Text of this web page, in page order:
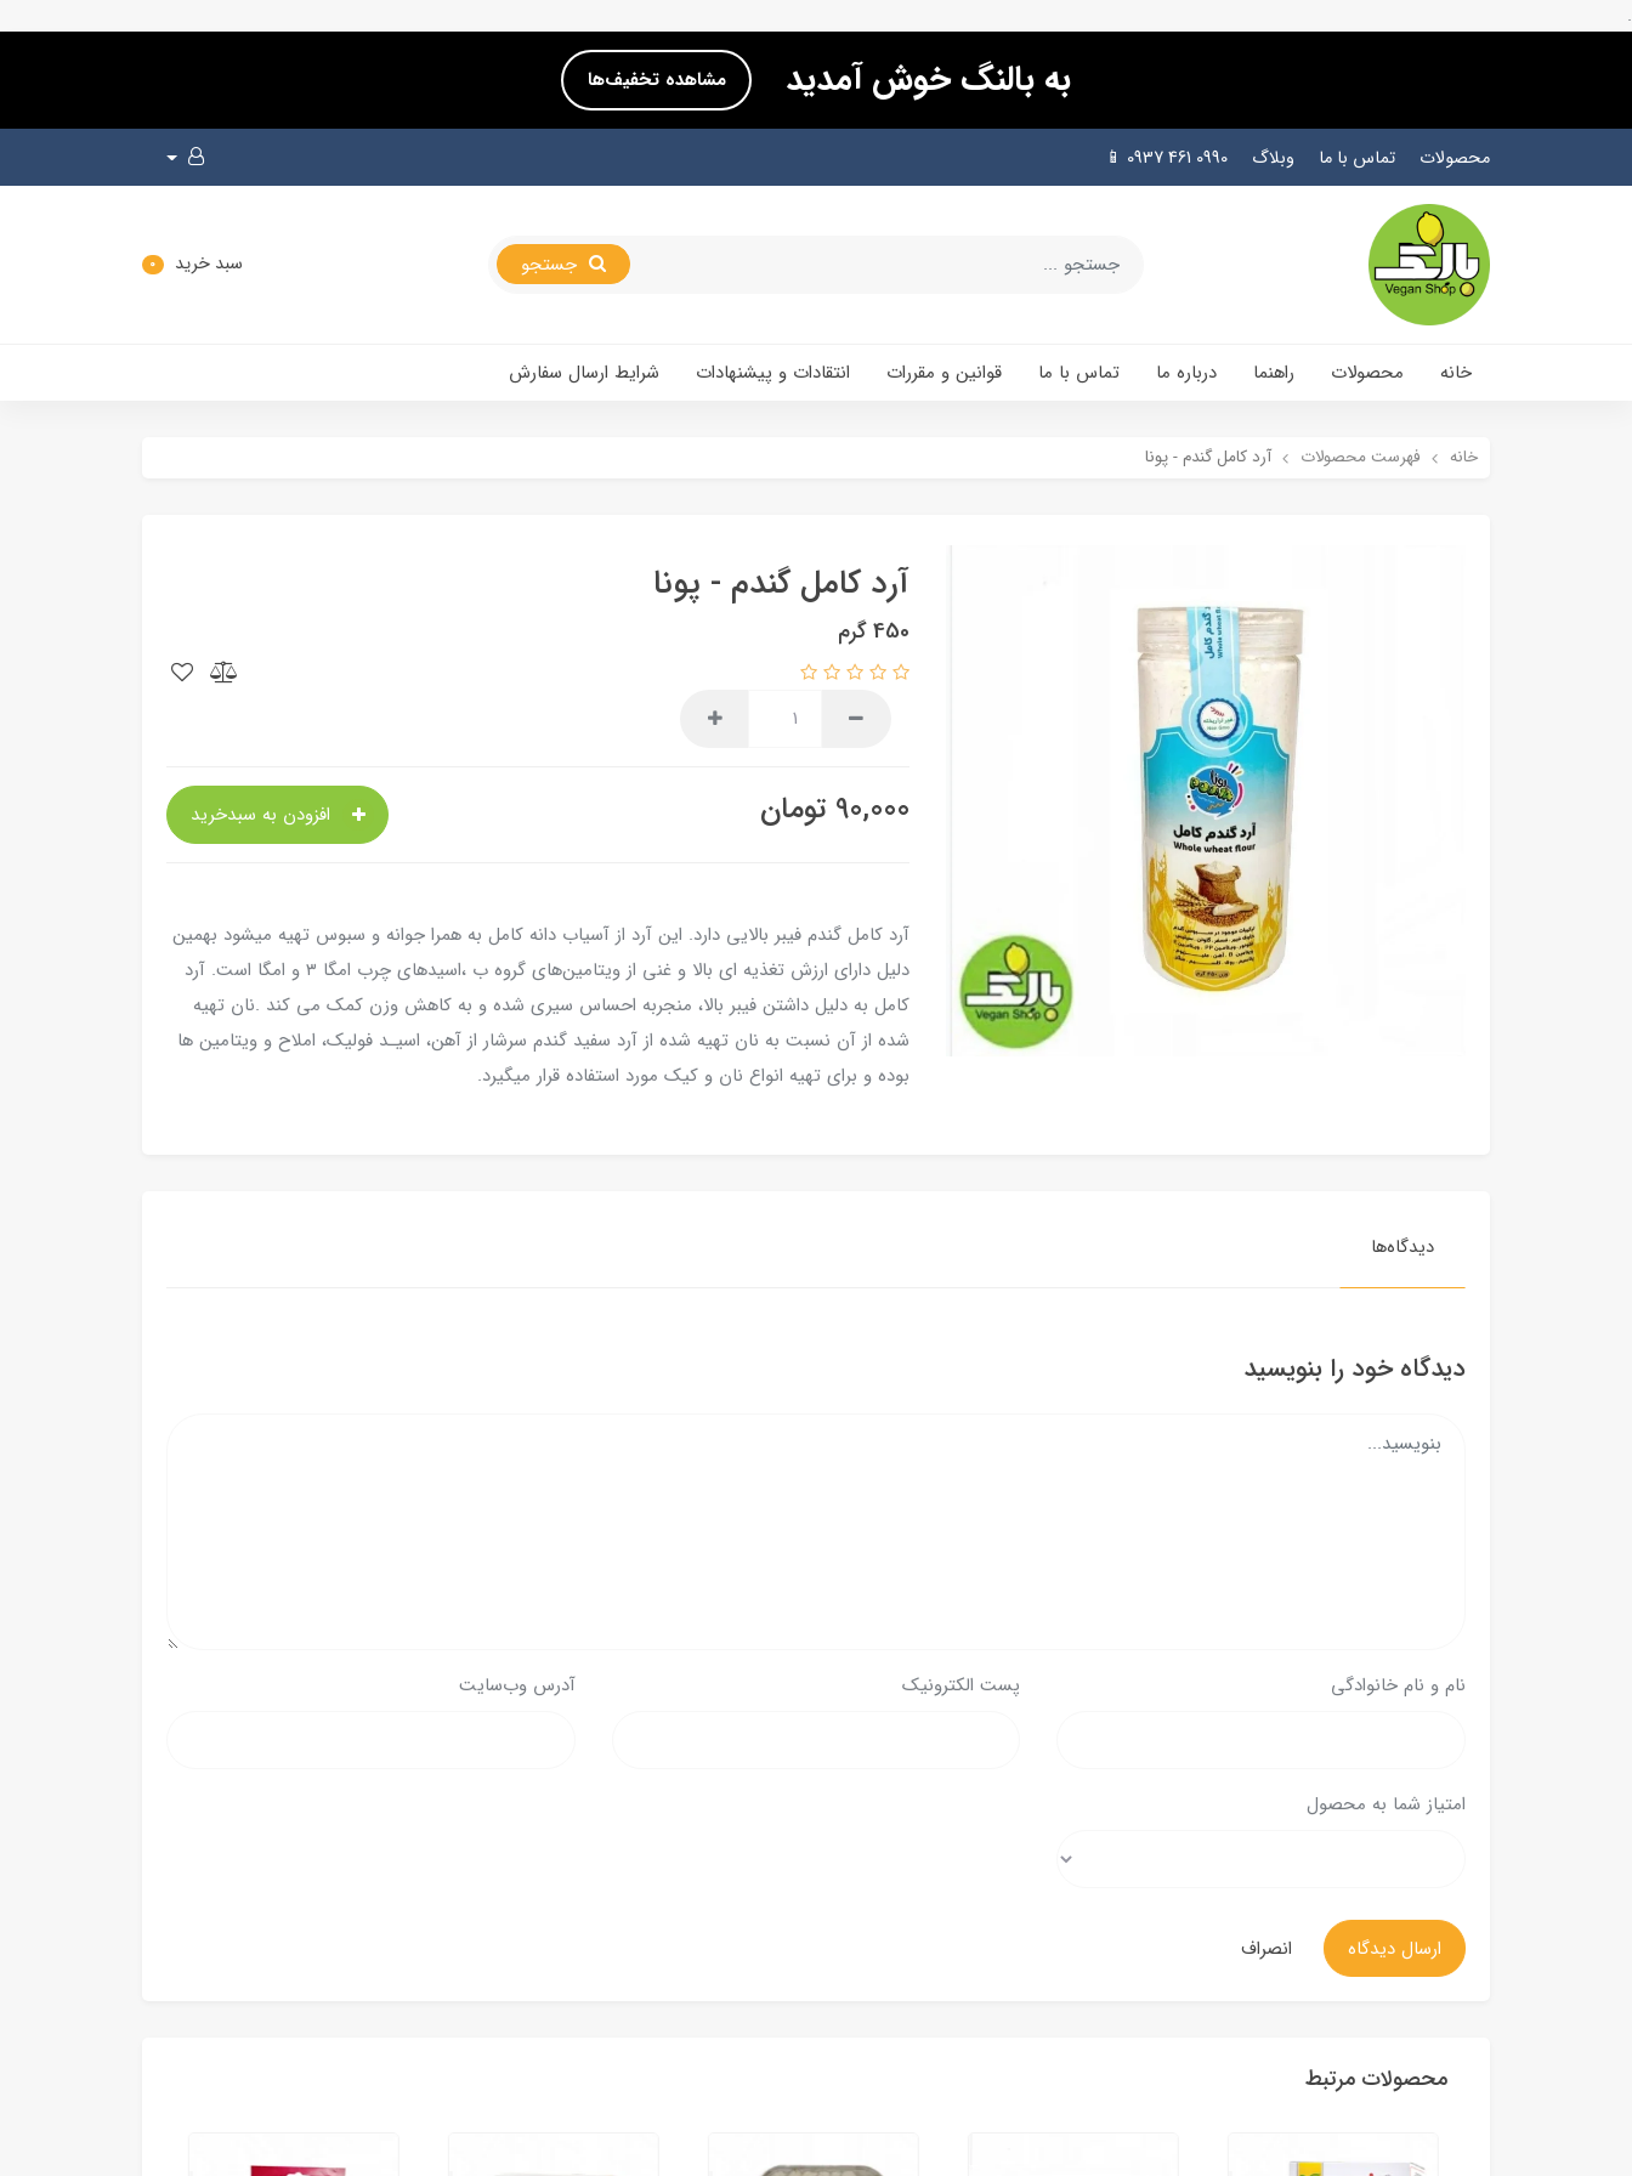
.
به بالنگ خوش آمدید مشاهده تخفیف‌ها
محصولات تماس با ما وبلاگ 0990 461 0937 📱
سبد خرید 0
خانه محصولات راهنما درباره ما تماس با ما قوانین و مقررات انتقادات و پیشنهادات شرایط ارسال سفارش
خانه فهرست محصولات آرد کامل گندم - پونا
آرد کامل گندم - پونا
450 گرم
90,000 تومان
آرد کامل گندم فیبر بالایی دارد. این آرد از آسیاب دانه کامل به همرا جوانه و سبوس تهیه میشود بهمین
دلیل دارای ارزش تغذیه ای بالا و غنی از ویتامین‌های گروه ب ،اسید‌های چرب امگا ۳ و امگا است. آرد
کامل به دلیل داشتن فیبر بالا، منجربه احساس سیری شده و به کاهش وزن کمک می کند .نان تهیه
شده از آن نسبت به نان تهیه شده از آرد سفید گندم سرشار از آهن، اسیـد فولیک، املاح و ویتامین ها
بوده و برای تهیه انواع نان و کیک مورد استفاده قرار میگیرد.
دیدگاه‌ها
دیدگاه خود را بنویسید
نام و نام خانوادگی پست الکترونیک آدرس وب‌سایت
امتیاز شما به محصول
ارسال دیدگاه انصراف
محصولات مرتبط